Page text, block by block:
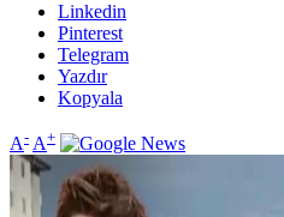
Linkedin
Pinterest
Telegram
Yazdır
Kopyala
A- A+